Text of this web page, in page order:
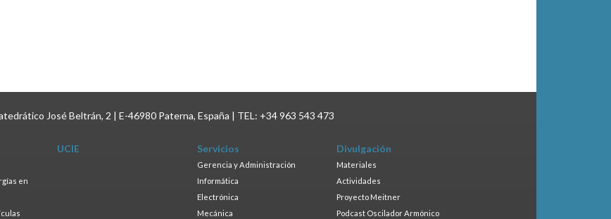
José Beltrán, 2 | E-46980 Paterna, España | TEL: +34 963 543 473
en
UCIE Servicios
Gerencia y Administración
Informática
Electrónica
Mecánica
Divulgación
Materiales
Actividades
Proyecto Meitner
Podcast Oscilador Armónico